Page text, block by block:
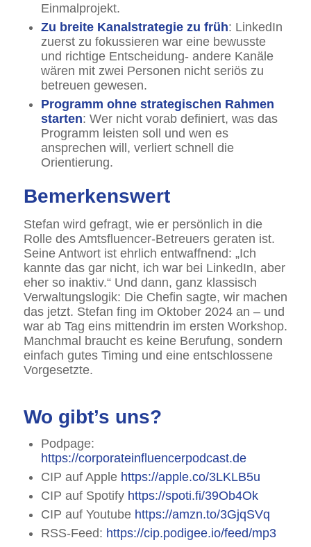
Einmalprojekt.
Zu breite Kanalstrategie zu früh: LinkedIn
zuerst zu fokussieren war eine bewusste
und richtige Entscheidung- andere Kanäle
wären mit zwei Personen nicht seriös zu
betreuen gewesen.
Programm ohne strategischen Rahmen
starten: Wer nicht vorab definiert, was das
Programm leisten soll und wen es
ansprechen will, verliert schnell die
Orientierung.
Bemerkenswert
Stefan wird gefragt, wie er persönlich in die
Rolle des Amtsfluencer-Betreuers geraten ist.
Seine Antwort ist ehrlich entwaffnend: „Ich
kannte das gar nicht, ich war bei LinkedIn, aber
eher so inaktiv.“ Und dann, ganz klassisch
Verwaltungslogik: Die Chefin sagte, wir machen
das jetzt. Stefan fing im Oktober 2024 an – und
war ab Tag eins mittendrin im ersten Workshop.
Manchmal braucht es keine Berufung, sondern
einfach gutes Timing und eine entschlossene
Vorgesetzte.
Wo gibt’s uns?
Podpage:
https://corporateinfluencerpodcast.de
CIP auf Apple https://apple.co/3LKLB5u
CIP auf Spotify https://spoti.fi/39Ob4Ok
CIP auf Youtube https://amzn.to/3GjqSVq
RSS-Feed: https://cip.podigee.io/feed/mp3